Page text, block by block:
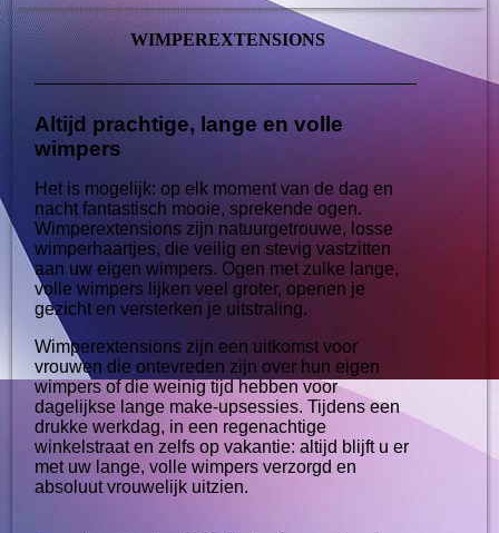
WIMPEREXTENSIONS
Altijd prachtige, lange en volle
wimpers
Het is mogelijk: op elk moment van de dag en
nacht fantastisch mooie, sprekende ogen.
Wimperextensions zijn natuurgetrouwe, losse
wimperhaartjes, die veilig en stevig vastzitten
aan uw eigen wimpers. Ogen met zulke lange,
volle wimpers lijken veel groter, openen je
gezicht en versterken je uitstraling.
Wimperextensions zijn een uitkomst voor
vrouwen die ontevreden zijn over hun eigen
wimpers of die weinig tijd hebben voor
dagelijkse lange make-upsessies. Tijdens een
drukke werkdag, in een regenachtige
winkelstraat en zelfs op vakantie: altijd blijft u er
met uw lange, volle wimpers verzorgd en
absoluut vrouwelijk uitzien.